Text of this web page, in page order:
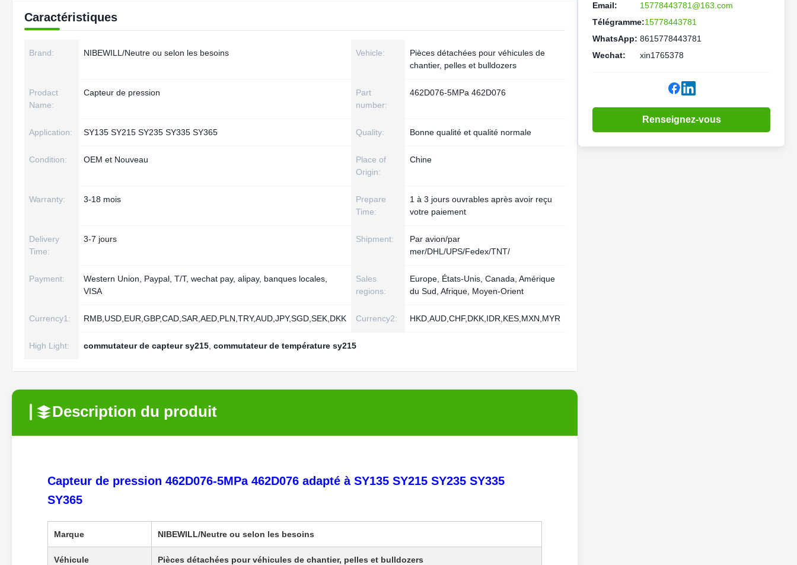
Caractéristiques
Brand: NIBEWILL/Neutre ou selon les besoins Vehicle:
Pièces détachées pour véhicules de
chantier, pelles et bulldozers
Prodact
Name:
Capteur de pression
Part
number:
462D076-5MPa 462D076
Application: SY135 SY215 SY235 SY335 SY365 Quality: Bonne qualité et qualité normale
Condition: OEM et Nouveau
Place of
Origin:
Chine
Warranty: 3-18 mois
Prepare
Time:
1 à 3 jours ouvrables après avoir reçu
votre paiement
Delivery
Time:
3-7 jours Shipment:
Par avion/par
mer/DHL/UPS/Fedex/TNT/
Payment:
Western Union, Paypal, T/T, wechat pay, alipay, banques locales,
VISA
Sales
regions:
Europe, États-Unis, Canada, Amérique
du Sud, Afrique, Moyen-Orient
Currency1: RMB,USD,EUR,GBP,CAD,SAR,AED,PLN,TRY,AUD,JPY,SGD,SEK,DKK Currency2: HKD,AUD,CHF,DKK,IDR,KES,MXN,MYR
High Light: commutateur de capteur sy215 commutateur de température sy215
Description du produit
Capteur de pression 462D076-5MPa 462D076 adapté à SY135 SY215 SY235 SY335
SY365
Marque NIBEWILL/Neutre ou selon les besoins
Véhicule Pièces détachées pour véhicules de chantier, pelles et bulldozers
Email:
15778443781@163.com
Télégramme:15778443781
WhatsApp: 8615778443781
Wechat:
xin1765378
Renseignez-vous